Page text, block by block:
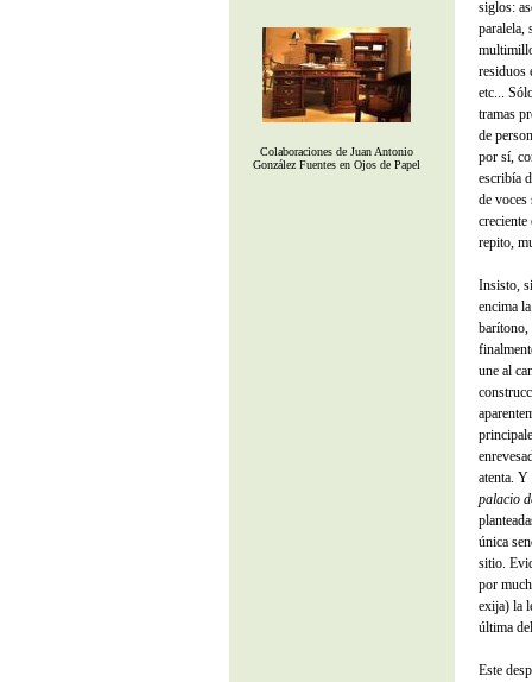
Colaboraciones de Juan Antonio
González Fuentes en Ojos de Papel
siglos:
paralela,
residuos
etc...
tramas
de
por sí,
escribía
de voces
creciente
repito,
Insisto,
encima
barítono,
une al
atenta. Y
palacio
única
sitio.
por
exija) la
última
Este